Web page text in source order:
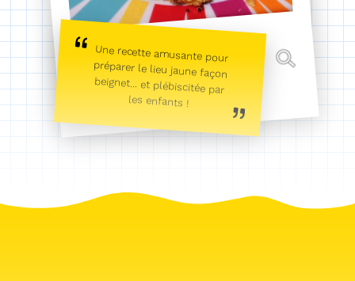
Une recette amusante pour
préparer le lieu jaune façon
beignet... et plébiscitée par
les enfants !